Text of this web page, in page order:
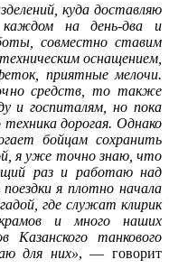
куда доставляю
на день-два и
совместно ставим
оснащением,
приятные мелочи.
средств, то также
и госпиталям, но пока
дорогая. Однако
бойцам сохранить
я уже точно знаю, что
раз и работаю над
я плотно начала
где служат клирик
и много наших
Казанского танкового
для них», — говорит